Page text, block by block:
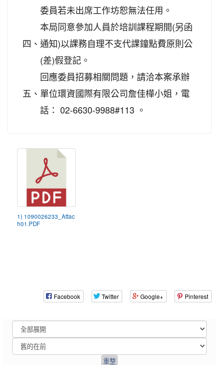
委員若未出席工作坊恕無法任用。
四、
本局同意參加人員於培訓課程期間(另函
通知)以課務自理不支代課鐘點費原則公
(差)假登記。
五、
回應委員招募相關問題，請洽本案承辦
單位環資國際有限公司詹佳樺小姐，電
話： 02-6630-9988#113 。
1) 1090026233_Attac
h01.PDF
Facebook Twitter Google+ Pinterest